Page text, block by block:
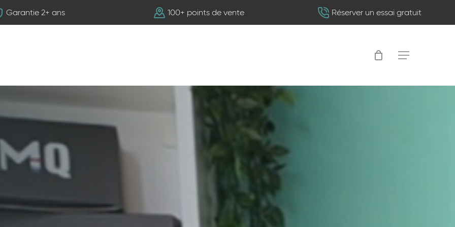
Garantie 2+ ans 100+ points de vente Réserver un essai gratuit
Menu